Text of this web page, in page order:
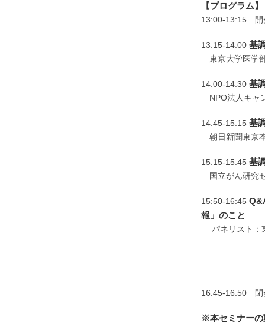
【プログラム】
13:00-13:15 開
13:15-14:00 基
東京大学医学
14:00-14:30 基
NPO法人キャ
14:45-15:15 基
朝日新聞東京
15:15-15:45 基
国立がん研究
15:50-16:45
報」のこと
パネリスト：
16:45-16:50 閉
※本セミナーの